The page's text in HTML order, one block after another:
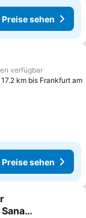
Preise sehen
verfügbar
km bis Frankfurt am
Preise sehen